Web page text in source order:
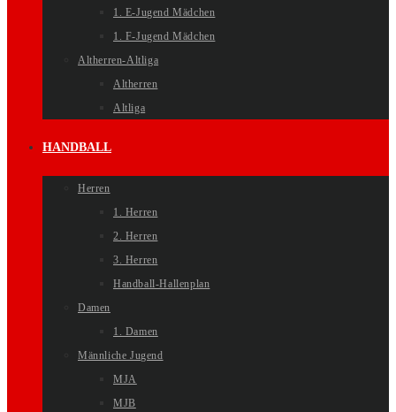
1. E-Jugend Mädchen
1. F-Jugend Mädchen
Altherren-Altliga
Altherren
Altliga
HANDBALL
Herren
1. Herren
2. Herren
3. Herren
Handball-Hallenplan
Damen
1. Damen
Männliche Jugend
MJA
MJB